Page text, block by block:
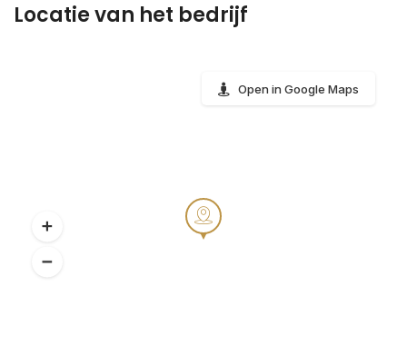
Locatie van het bedrijf
Open in Google Maps